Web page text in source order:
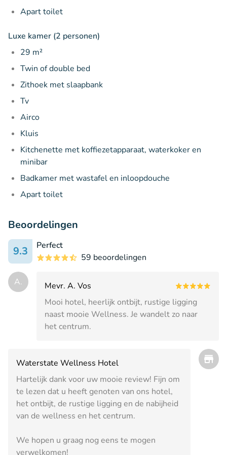
Apart toilet
Luxe kamer (2 personen)
29 m²
Twin of double bed
Zithoek met slaapbank
Tv
Airco
Kluis
Kitchenette met koffiezetapparaat, waterkoker en
minibar
Badkamer met wastafel en inloopdouche
Apart toilet
Beoordelingen
9.3
Perfect
59 beoordelingen
A.
Mevr. A. Vos
Mooi hotel, heerlijk ontbijt, rustige ligging
naast mooie Wellness. Je wandelt zo naar
het centrum.
Waterstate Wellness Hotel
Hartelijk dank voor uw mooie review! Fijn om
te lezen dat u heeft genoten van ons hotel,
het ontbijt, de rustige ligging en de nabijheid
van de wellness en het centrum.
We hopen u graag nog eens te mogen
verwelkomen!